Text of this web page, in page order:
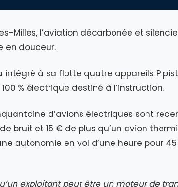
Milles, l’aviation décarbonée et
en douceur.
intégré à sa flotte quatre appareils
% électrique destiné à l’instruction.
d’avions électriques sont
bruit et 15 € de plus qu’un avion
autonomie en vol d’une heure pour
exploitant peut être un moteur de